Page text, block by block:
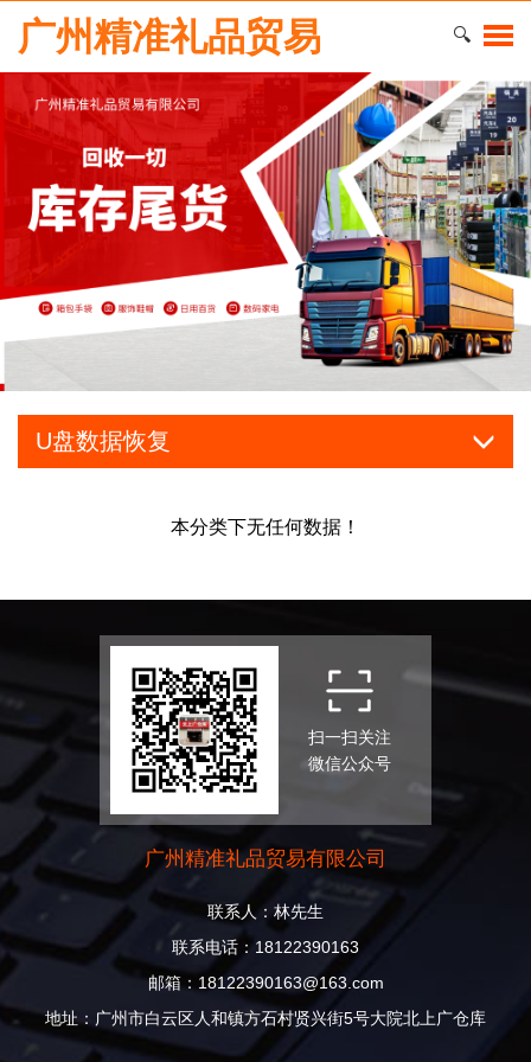
🔍
广州精准礼品贸易
U盘数据恢复
本分类下无任何数据！
扫一扫关注
微信公众号
广州精准礼品贸易有限公司
联系人：林先生
联系电话：18122390163
邮箱：18122390163@163.com
地址：广州市白云区人和镇方石村贤兴街5号大院北上广仓库